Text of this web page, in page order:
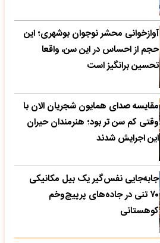
آوازخوانی محشر نوجوان بوشهری؛ این
حجم از احساس در این سن، واقعا
تحسین‌ برانگیز است
مقایسه صدای همایون شجریان الان با
وقتی کم سن تر بود؛ هنرمندان حیران
این اجرایش شدند
جابه‌جایی نفس‌گیر یک بیل مکانیکی
۷۰ تنی در جاده‌های پرپیچ‌وخم
کوهستانی